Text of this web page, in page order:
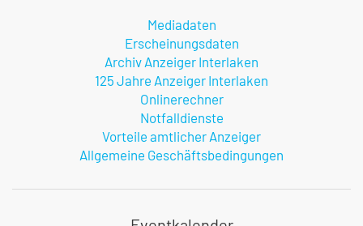
Mediadaten
Erscheinungsdaten
Archiv Anzeiger Interlaken
125 Jahre Anzeiger Interlaken
Onlinerechner
Notfalldienste
Vorteile amtlicher Anzeiger
Allgemeine Geschäftsbedingungen